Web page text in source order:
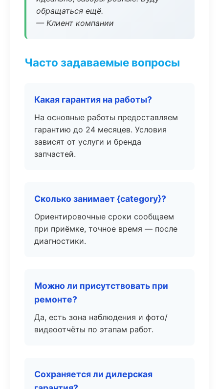
обращаться ещё.
— Клиент компании
Часто задаваемые вопросы
Какая гарантия на работы?
На основные работы предоставляем
гарантию до 24 месяцев. Условия
зависят от услуги и бренда
запчастей.
Сколько занимает {category}?
Ориентировочные сроки сообщаем
при приёмке, точное время — после
диагностики.
Можно ли присутствовать при
ремонте?
Да, есть зона наблюдения и фото/
видеоотчёты по этапам работ.
Сохраняется ли дилерская